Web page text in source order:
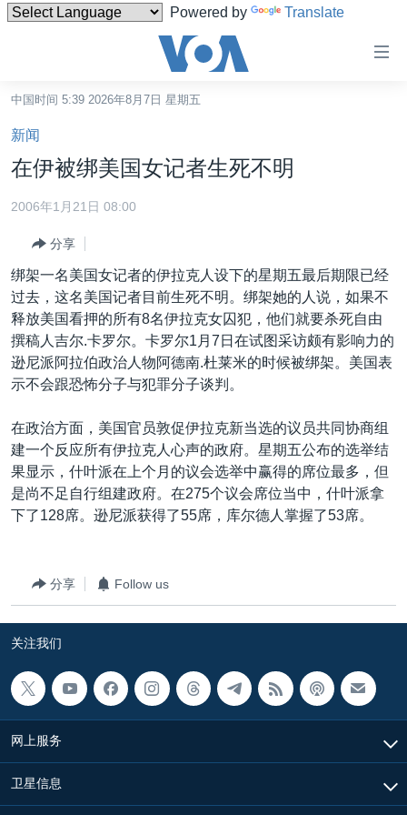
Powered by Translate
碍
链
接
转
容
跳
转
到
导
航
到
检
中国
港澳
国际
最新国际新闻
印太
中东
非洲
美洲
全球议题
分类新闻
经济·金融·贸易
人权·法律·宗教
军事
劳工
环境
美中关系
热点专题
国会报道
美中关系
美国建国250周年
美国之音专访
重要讲话与声明
台海两岸关系
南中国海争端
关注西藏
关注新疆
GEN Z 看美国
VOA今日焦点
中文广播
其他语言网站
中国时间 5:39 2026年8月7日 星期五
新闻
在伊被绑美国女记者生死不明
2006年1月21日 08:00
分享
绑架一名美国女记者的伊拉克人设下的星期五最后期限已经
过去，这名美国记者目前生死不明。绑架她的人说，如果不
释放美国看押的所有8名伊拉克女囚犯，他们就要杀死自由
撰稿人吉尔.卡罗尔。卡罗尔1月7日在试图采访颇有影响力的
逊尼派阿拉伯政治人物阿德南.杜莱米的时候被绑架。美国表
示不会跟恐怖分子与犯罪分子谈判。
在政治方面，美国官员敦促伊拉克新当选的议员共同协商组
建一个反应所有伊拉克人心声的政府。星期五公布的选举结
果显示，什叶派在上个月的议会选举中赢得的席位最多，但
是尚不足自行组建政府。在275个议会席位当中，什叶派拿
下了128席。逊尼派获得了55席，库尔德人掌握了53席。
分享 Follow us
关注我们
网上服务
卫星信息